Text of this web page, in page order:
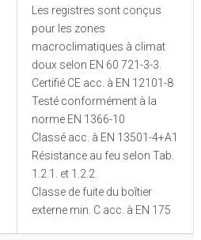
Les registres sont conçus
pour les zones
macroclimatiques à climat
doux selon EN 60 721-3-3.
Certifié CE acc. à EN 12101-8
Testé conformément à la
norme EN 1366-10
Classé acc. à EN 13501-4+A1
Résistance au feu selon Tab.
1.2.1. et 1.2.2.
Classe de fuite du boîtier
externe min. C acc. à EN 175